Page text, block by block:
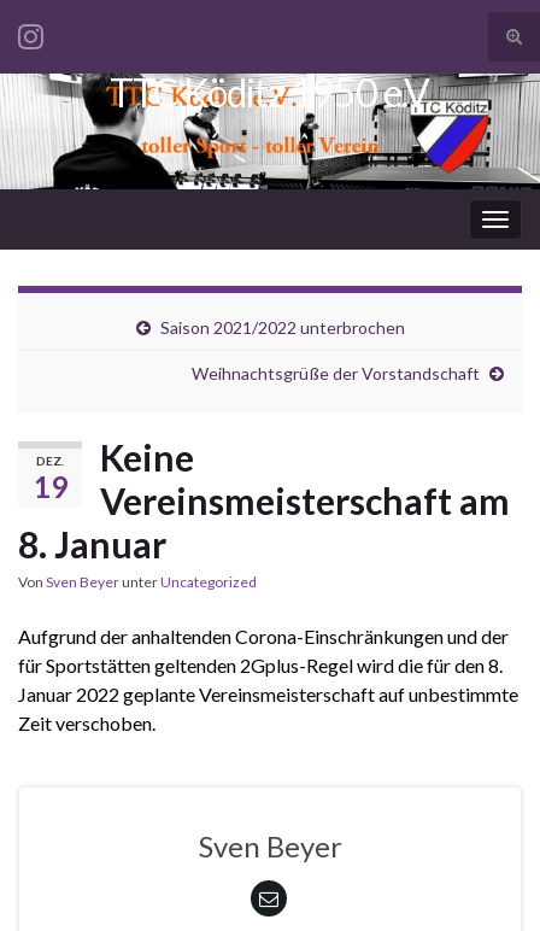
Search for:
TTC Köditz 1950 e.V.
Saison 2021/2022 unterbrochen
Weihnachtsgrüße der Vorstandschaft
DEZ.
19
Keine
Vereinsmeisterschaft am
8. Januar
Von Sven BeyerunterUncategorized
Aufgrund der anhaltenden Corona-Einschränkungen und der
für Sportstätten geltenden 2Gplus-Regel wird die für den 8.
Januar 2022 geplante Vereinsmeisterschaft auf unbestimmte
Zeit verschoben.
Sven Beyer